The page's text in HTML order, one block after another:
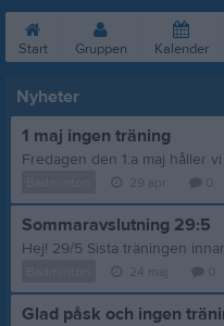
Start Gruppen Kalender
Nyheter
1 maj ingen träning
Fredagen den 1:a maj håller
Sommaravslutning 29:5
Hej! 29/5 Sista träningen
Glad påsk och ingen